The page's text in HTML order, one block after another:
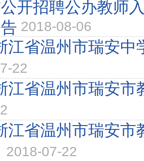
开招聘公办教师
2018-08-06
江省温州市瑞安中
22
江省温州市瑞安市
江省温州市瑞安市
2018-07-22